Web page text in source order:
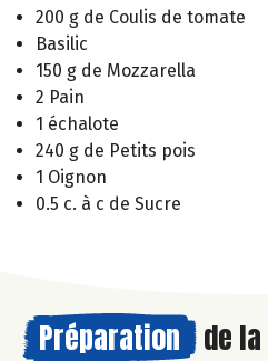
200 g de Coulis de tomate
Basilic
150 g de Mozzarella
2 Pain
1 échalote
240 g de Petits pois
1 Oignon
0.5 c. à c de Sucre
Préparation de la